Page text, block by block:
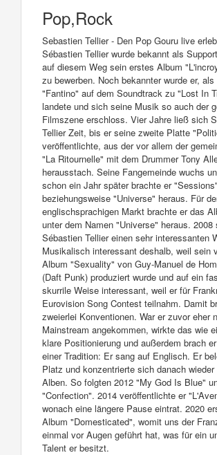
Pop,Rock
Sebastien Tellier - Den Pop Gouru live
Sébastien Tellier wurde bekannt als
auf diesem Weg sein erstes Album
zu bewerben. Noch bekannter wurde er,
"Fantino" auf dem Soundtrack zu "Lost In
landete und sich seine Musik so auch der
Filmszene erschloss. Vier Jahre ließ sich
Tellier Zeit, bis er seine zweite Platte
veröffentlichte, aus der vor allem der
"La Ritournelle" mit dem Drummer Tony
herausstach. Seine Fangemeinde wuchs
schon ein Jahr später brachte er "Sessions"
beziehungsweise "Universe" heraus. Für
englischsprachigen Markt brachte er das
unter dem Namen "Universe" heraus. 2008
Sébastien Tellier einen sehr interessanten
Musikalisch interessant deshalb, weil sein
Album "Sexuality" von Guy-Manuel de
(Daft Punk) produziert wurde und auf ein
skurrile Weise interessant, weil er für
Eurovision Song Contest teilnahm. Damit
zweierlei Konventionen. War er zuvor eher
Mainstream angekommen, wirkte das wie
klare Positionierung und außerdem brach
einer Tradition: Er sang auf Englisch. Er
Platz und konzentrierte sich danach
Alben. So folgten 2012 "My God Is Blue"
"Confection". 2014 veröffentlichte er
wonach eine längere Pause eintrat. 2020
Album "Domesticated", womit uns der
einmal vor Augen geführt hat, was für ein
Talent er besitzt.